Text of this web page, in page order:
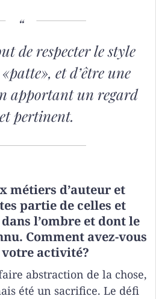
de respecter le style
et d’être une
apportant un regard
pertinent.
métiers d’auteur et
partie de celles et
l’ombre et dont le
Comment avez-vous
votre activité?
abstraction de la chose,
été un sacrifice. Le défi